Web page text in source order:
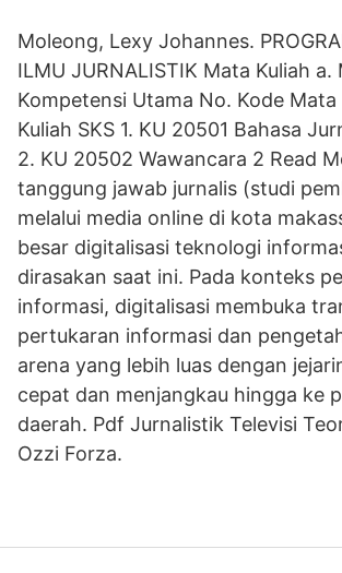
Moleong, Lexy Johannes.
ILMU JURNALISTIK Mata Kuliah a.
Kompetensi Utama No. Kode Mata
Kuliah SKS 1. KU 20501 Bahasa
2. KU 20502 Wawancara 2 Read
tanggung jawab jurnalis (studi
melalui media online di kota
besar digitalisasi teknologi
dirasakan saat ini. Pada konteks
informasi, digitalisasi membuka
pertukaran informasi dan
arena yang lebih luas dengan
cepat dan menjangkau hingga ke
daerah. Pdf Jurnalistik Televisi
Ozzi Forza.